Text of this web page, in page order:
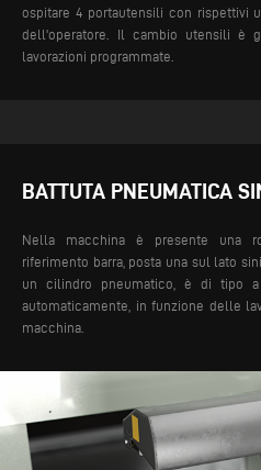
ospitare 4 portautensili con rispettivi
dell'operatore. Il cambio utensili è
lavorazioni programmate.
BATTUTA PNEUMATICA
Nella macchina è presente una
riferimento barra, posta una sul lato
un cilindro pneumatico, è di tipo a
automaticamente, in funzione delle
macchina.